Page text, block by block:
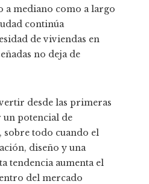
a mediano como a largo
continúa
de viviendas en
no deja de
desde las primeras
un potencial de
todo cuando el
diseño y una
tendencia aumenta el
del mercado